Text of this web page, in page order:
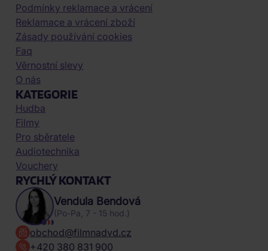
Podmínky reklamace a vrácení
Reklamace a vrácení zboží
Zásady používání cookies
Faq
Věrnostní slevy
O nás
KATEGORIE
Hudba
Filmy
Pro sběratele
Audiotechnika
Vouchery
RYCHLÝ KONTAKT
Vendula Bendová
(Po-Pa, 7 - 15 hod.)
obchod@filmnadvd.cz
+420 380 831 900